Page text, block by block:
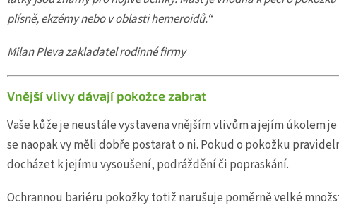
plísně, ekzémy nebo v oblasti hemeroidů.“
Milan Pleva zakladatel rodinné firmy
Vnější vlivy dávají pokožce zabrat
Vaše kůže je neustále vystavena vnějším vlivům a jejím úkolem
se naopak vy měli dobře postarat o ni. Pokud o pokožku
docházet k jejímu vysoušení, podráždění či popraskání.
Ochrannou bariéru pokožky totiž narušuje poměrně velké